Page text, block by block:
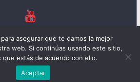
reservados.
ThemeGrill. Funciona conWordPress
asegurar que te damos la mejor
web. Si continúas usando este sitio,
que estás de acuerdo con ello.
Aceptar